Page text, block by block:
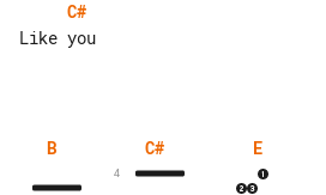
C#
Like you
B C#
4
E